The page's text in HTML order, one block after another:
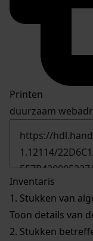
Printen
duurzaam
Inventaris
1. Stukken van
Toon details van
2. Stukken